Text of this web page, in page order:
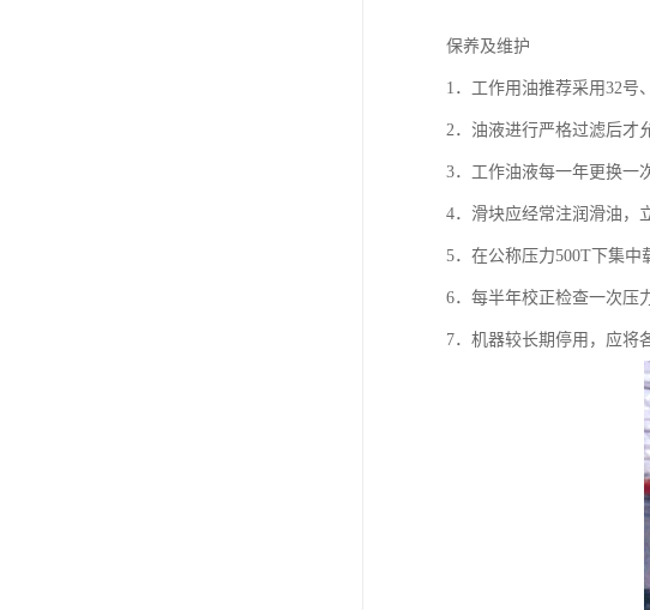
保养及维护
1．工作用油推荐采用32号
2．油液进行严格过滤后才
3．工作油液每一年更换一
4．滑块应经常注润滑油，
5．在公称压力500T下集中
6．每半年校正检查一次压
7．机器较长期停用，应将